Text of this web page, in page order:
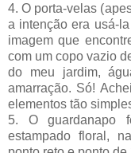
4. O porta-velas
a intenção era usá-
imagem que
com um copo vazio
do meu jardim,
amarração. Só!
elementos tão
5. O guardanapo
estampado floral,